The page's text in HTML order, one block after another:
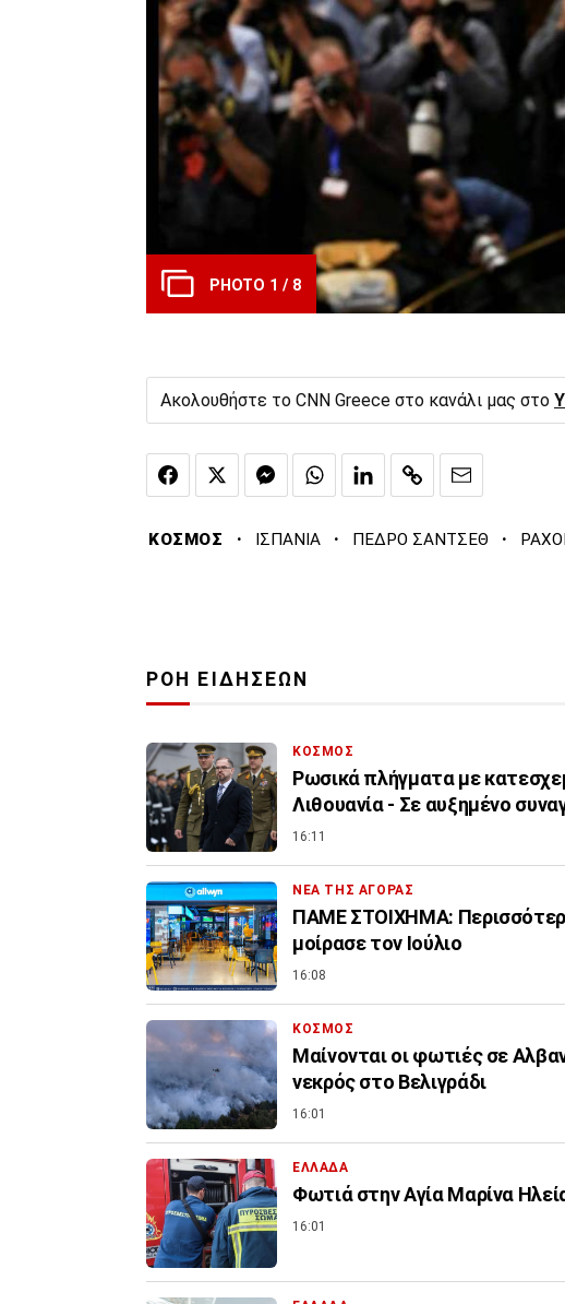
PHOTO 1 / 8
Ακολουθήστε το CNN Greece στο κανάλι μας στο
ΚΟΣΜΟΣ · ΙΣΠΑΝΙΑ · ΠΕΔΡΟ ΣΑΝΤΣΕΘ ·
ΡΟΗ ΕΙΔΗΣΕΩΝ
ΚΟΣΜΟΣ
Ρωσικά πλήγματα με
Λιθουανία - Σε αυξημένο
16:11
ΝΕΑ ΤΗΣ ΑΓΟΡΑΣ
ΠΑΜΕ ΣΤΟΙΧΗΜΑ:
μοίρασε τον Ιούλιο
16:08
ΚΟΣΜΟΣ
Μαίνονται οι φωτιές σε
νεκρός στο Βελιγράδι
16:01
ΕΛΛΑΔΑ
Φωτιά στην Aγία Μαρίνα
16:01